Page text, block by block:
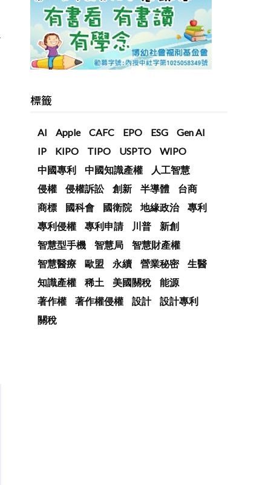
標籤
AI Apple CAFC EPO ESG
Gen AI
IP
KIPO TIPO USPTO
WIPO
中國專利
中國知識產權
人工智慧
侵權
侵權訴訟 創新 半導體
台商
商標
國科會 國衛院 地緣政治
專利
專利侵權
專利申請 川普
新創
智慧型手機
智慧局
智慧財產權
智慧醫療
歐盟 永續 營業秘密
生醫
知識產權
稀土 美國關稅
能源
著作權
著作權侵權 設計
設計專利
關稅